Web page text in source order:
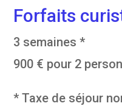
Forfaits
3 semaines *
900 € pour 2
* Taxe de séjour